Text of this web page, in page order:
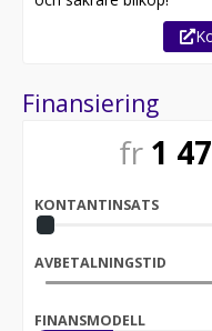
Finansiering
fr 1
KONTANTINSATS
AVBETALNINGSTID
FINANSMODELL